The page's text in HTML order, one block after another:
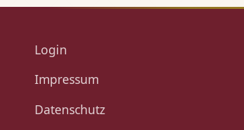
Login
Impressum
Datenschutz